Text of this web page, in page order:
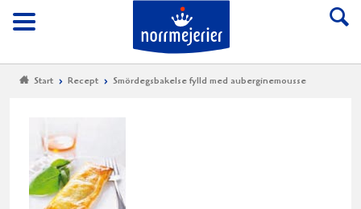
Meny
Till Norrmejerier
Start Recept Smördegsbakelse fylld med auberginemousse